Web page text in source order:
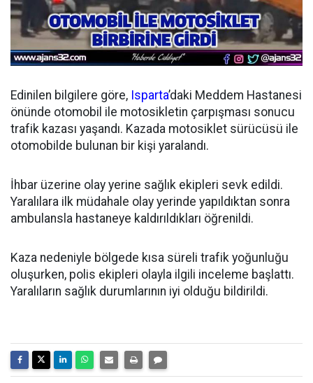
Edinilen bilgilere göre, Isparta’daki Meddem Hastanesi
önünde otomobil ile motosikletin çarpışması sonucu
trafik kazası yaşandı. Kazada motosiklet sürücüsü ile
otomobilde bulunan bir kişi yaralandı.
İhbar üzerine olay yerine sağlık ekipleri sevk edildi.
Yaralılara ilk müdahale olay yerinde yapıldıktan sonra
ambulansla hastaneye kaldırıldıkları öğrenildi.
Kaza nedeniyle bölgede kısa süreli trafik yoğunluğu
oluşurken, polis ekipleri olayla ilgili inceleme başlattı.
Yaralıların sağlık durumlarının iyi olduğu bildirildi.